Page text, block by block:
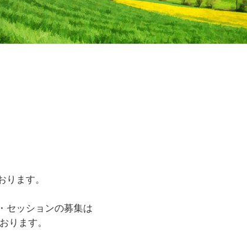
ります。
セッションの募集は
ります。